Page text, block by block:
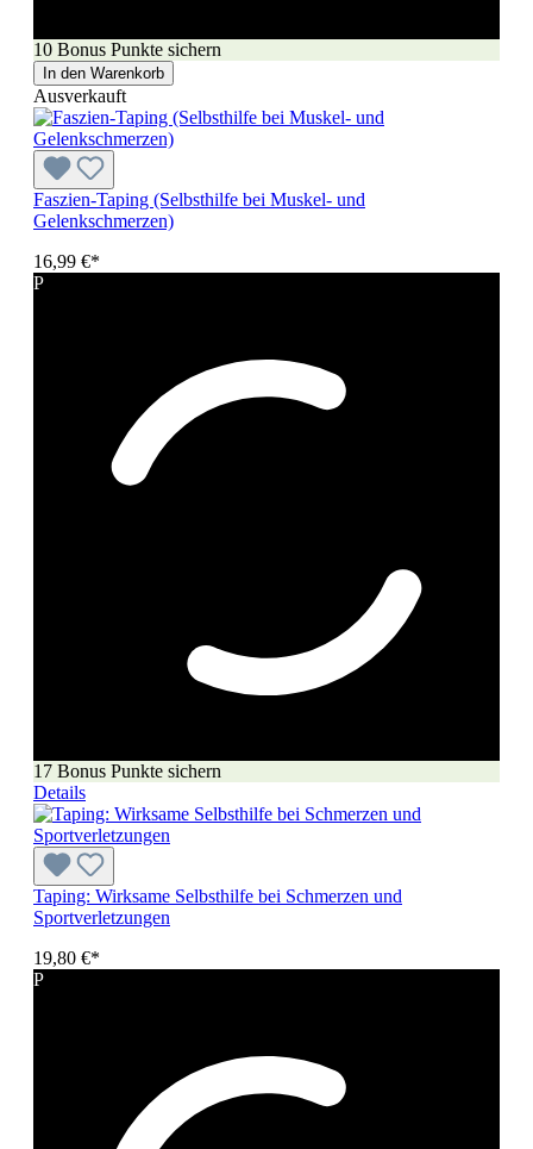
10 Bonus Punkte sichern
In den Warenkorb
Ausverkauft
Faszien-Taping (Selbsthilfe bei Muskel- und
Gelenkschmerzen)
16,99 €*
P
17 Bonus Punkte sichern
Details
Taping: Wirksame Selbsthilfe bei Schmerzen und
Sportverletzungen
19,80 €*
P